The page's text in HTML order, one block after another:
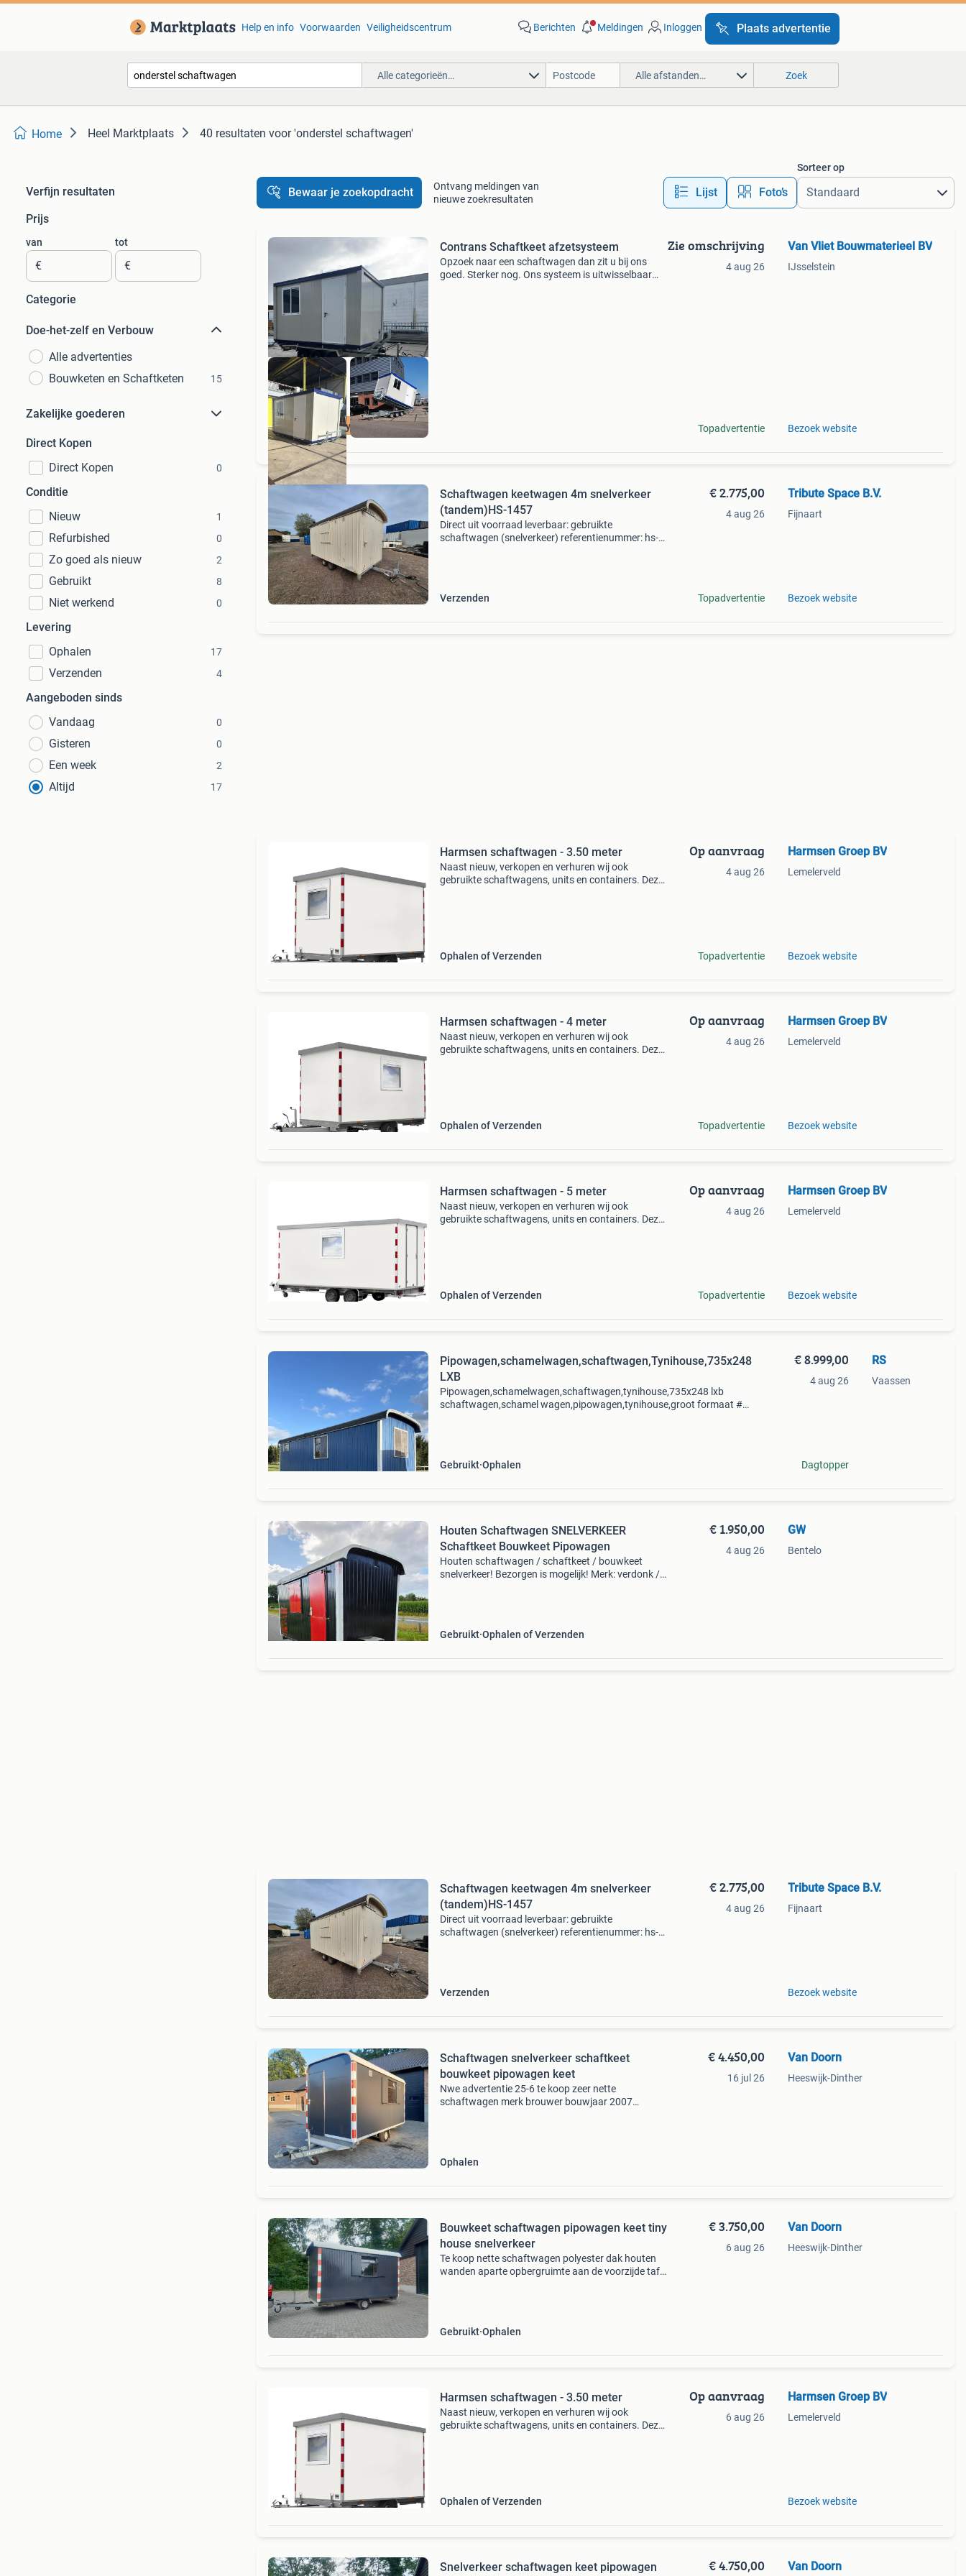
Help en info Voorwaarden Veiligheidscentrum Berichten Meldingen Inloggen Plaats advertentie
Alle categorieën… Alle afstanden… Zoek
Home Heel Marktplaats 40 resultaten voor 'onderstel schaftwagen'
Verfijn resultaten
Prijs
van
€
tot
€
Categorie
Doe-het-zelf en Verbouw
Alle advertenties
Bouwketen en Schaftketen
15
Zakelijke goederen
Direct Kopen
Direct Kopen
0
Conditie
Nieuw
1
Refurbished 0
Zo goed als nieuw 2
Gebruikt 8
Niet werkend 0
Levering
Ophalen
17
Verzenden 4
Aangeboden sinds
Vandaag
0
Gisteren 0
Een week 2
Altijd 17
Bewaar je zoekopdracht
Ontvang meldingen van
nieuwe zoekresultaten
Lijst Foto’s
Sorteer op
Afzetsysteem
Contrans Schaftkeet afzetsysteem
Opzoek naar een schaftwagen dan zit u bij ons
goed. Sterker nog. Ons systeem is uitwisselbaar
Zie omschrijving
4 aug 26
Topadvertentie
Van Vliet Bouwmaterieel BV
IJsselstein
Bezoek website
Schaftwagen keetwagen 4m snelverkeer
(tandem)HS-1457
Direct uit voorraad leverbaar: gebruikte
schaftwagen (snelverkeer) referentienummer: hs-
Verzenden
€ 2.775,00
4 aug 26
Topadvertentie
Tribute Space B.V.
Fijnaart
Bezoek website
Harmsen schaftwagen - 3.50 meter
Naast nieuw, verkopen en verhuren wij ook
gebruikte schaftwagens, units en containers. Deze
Ophalen of Verzenden
Op aanvraag
4 aug 26
Topadvertentie
Harmsen Groep BV
Lemelerveld
Bezoek website
Harmsen schaftwagen - 4 meter
Naast nieuw, verkopen en verhuren wij ook
gebruikte schaftwagens, units en containers. Deze
Ophalen of Verzenden
Op aanvraag
4 aug 26
Topadvertentie
Harmsen Groep BV
Lemelerveld
Bezoek website
Harmsen schaftwagen - 5 meter
Naast nieuw, verkopen en verhuren wij ook
gebruikte schaftwagens, units en containers. Deze
Ophalen of Verzenden
Op aanvraag
4 aug 26
Topadvertentie
Harmsen Groep BV
Lemelerveld
Bezoek website
Pipowagen,schamelwagen,schaftwagen,Tynihouse,735x248
LXB
Pipowagen,schamelwagen,schaftwagen,tynihouse,735x248 lxb
schaftwagen,schamel wagen,pipowagen,tynihouse,groot formaat #
Gebruikt Ophalen
€ 8.999,00
4 aug 26
Dagtopper
RS
Vaassen
Houten Schaftwagen SNELVERKEER
Schaftkeet Bouwkeet Pipowagen
Houten schaftwagen / schaftkeet / bouwkeet
snelverkeer! Bezorgen is mogelijk! Merk: verdonk /
Gebruikt Ophalen of Verzenden
€ 1.950,00
4 aug 26
GW
Bentelo
Schaftwagen keetwagen 4m snelverkeer
(tandem)HS-1457
Direct uit voorraad leverbaar: gebruikte
schaftwagen (snelverkeer) referentienummer: hs-
Verzenden
€ 2.775,00
4 aug 26
Tribute Space B.V.
Fijnaart
Bezoek website
Schaftwagen snelverkeer schaftkeet
bouwkeet pipowagen keet
Nwe advertentie 25-6 te koop zeer nette
schaftwagen merk brouwer bouwjaar 2007
Ophalen
€ 4.450,00
16 jul 26
Van Doorn
Heeswijk-Dinther
Bouwkeet schaftwagen pipowagen keet tiny
house snelverkeer
Te koop nette schaftwagen polyester dak houten
wanden aparte opbergruimte aan de voorzijde tafel
Gebruikt Ophalen
€ 3.750,00
6 aug 26
Van Doorn
Heeswijk-Dinther
Harmsen schaftwagen - 3.50 meter
Naast nieuw, verkopen en verhuren wij ook
gebruikte schaftwagens, units en containers. Deze
Ophalen of Verzenden
Op aanvraag
6 aug 26
Harmsen Groep BV
Lemelerveld
Bezoek website
Snelverkeer schaftwagen keet pipowagen € 4.750,00 Van Doorn